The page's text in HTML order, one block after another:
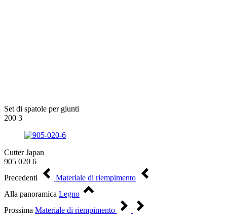
Set di spatole per giunti
200 3
Cutter Japan
905 020 6
Precedenti
Materiale di riempimento
Alla panoramica Legno
Prossima Materiale di riempimento